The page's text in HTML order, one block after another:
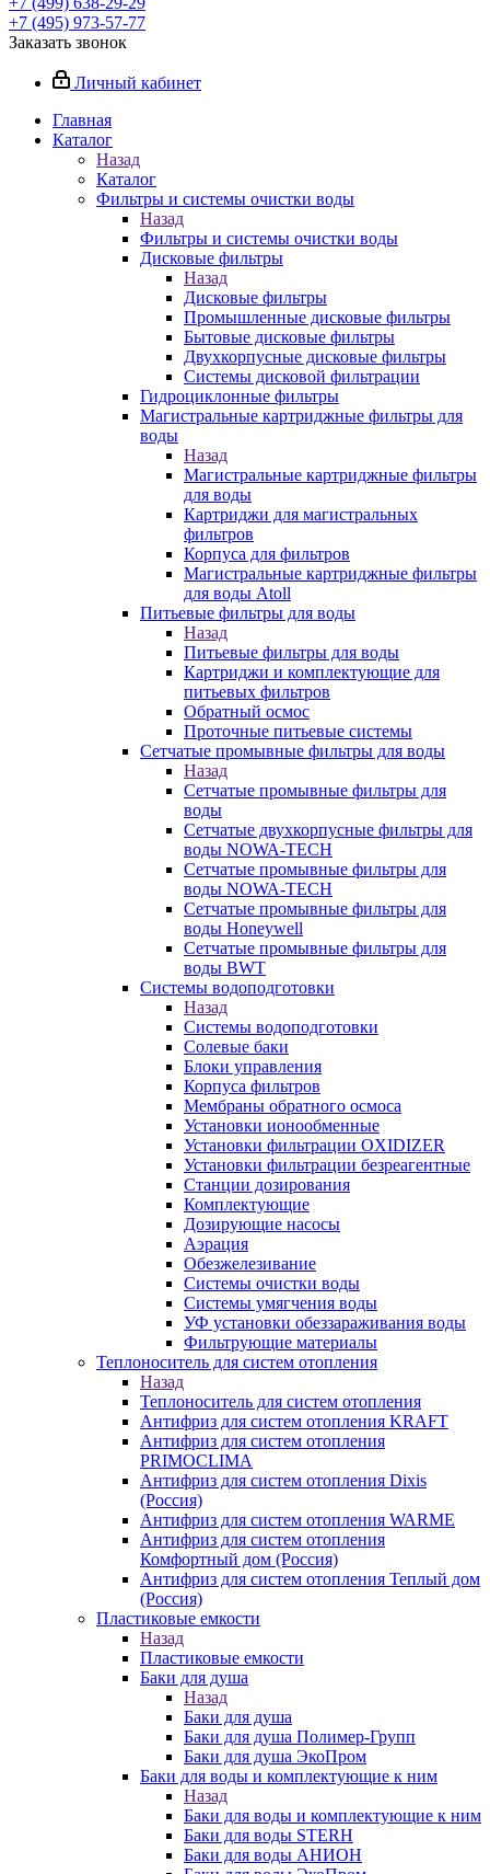
+7 (495) 973-57-77
Заказать звонок
Личный кабинет
Главная
Каталог
Назад
Каталог
Фильтры и системы очистки воды
Назад
Фильтры и системы очистки воды
Дисковые фильтры
Назад
Дисковые фильтры
Промышленные дисковые фильтры
Бытовые дисковые фильтры
Двухкорпусные дисковые фильтры
Системы дисковой фильтрации
Гидроциклонные фильтры
Магистральные картриджные фильтры для
воды
Назад
Магистральные картриджные фильтры
для воды
Картриджи для магистральных
фильтров
Корпуса для фильтров
Магистральные картриджные фильтры
для воды Atoll
Питьевые фильтры для воды
Назад
Питьевые фильтры для воды
Картриджи и комплектующие для
питьевых фильтров
Обратный осмос
Проточные питьевые системы
Сетчатые промывные фильтры для воды
Назад
Сетчатые промывные фильтры для
воды
Сетчатые двухкорпусные фильтры для
воды NOWA-TECH
Сетчатые промывные фильтры для
воды NOWA-TECH
Сетчатые промывные фильтры для
воды Honeywell
Сетчатые промывные фильтры для
воды BWT
Системы водоподготовки
Назад
Системы водоподготовки
Солевые баки
Блоки управления
Корпуса фильтров
Мембраны обратного осмоса
Установки ионообменные
Установки фильтрации OXIDIZER
Установки фильтрации безреагентные
Станции дозирования
Комплектующие
Дозирующие насосы
Аэрация
Обезжелезивание
Системы очистки воды
Системы умягчения воды
УФ установки обеззараживания воды
Фильтрующие материалы
Теплоноситель для систем отопления
Назад
Теплоноситель для систем отопления
Антифриз для систем отопления KRAFT
Антифриз для систем отопления
PRIMOCLIMA
Антифриз для систем отопления Dixis
(Россия)
Антифриз для систем отопления WARME
Антифриз для систем отопления
Комфортный дом (Россия)
Антифриз для систем отопления Теплый дом
(Россия)
Пластиковые емкости
Назад
Пластиковые емкости
Баки для душа
Назад
Баки для душа
Баки для душа Полимер-Групп
Баки для душа ЭкоПром
Баки для воды и комплектующие к ним
Назад
Баки для воды и комплектующие к ним
Баки для воды STERH
Баки для воды АНИОН